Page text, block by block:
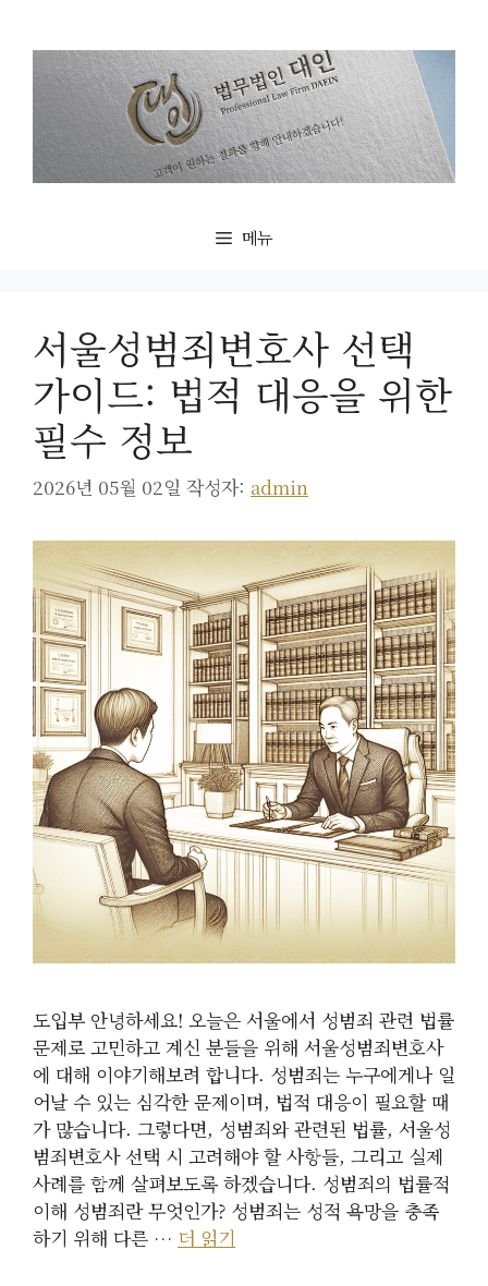
메뉴
서울성범죄변호사 선택
가이드: 법적 대응을 위한
필수 정보
2026년 05월 02일 작성자: admin
도입부 안녕하세요! 오늘은 서울에서 성범죄 관련 법률
문제로 고민하고 계신 분들을 위해 서울성범죄변호사
에 대해 이야기해보려 합니다. 성범죄는 누구에게나 일
어날 수 있는 심각한 문제이며, 법적 대응이 필요할 때
가 많습니다. 그렇다면, 성범죄와 관련된 법률, 서울성
범죄변호사 선택 시 고려해야 할 사항들, 그리고 실제
사례를 함께 살펴보도록 하겠습니다. 성범죄의 법률적
이해 성범죄란 무엇인가? 성범죄는 성적 욕망을 충족
하기 위해 다른 … 더 읽기